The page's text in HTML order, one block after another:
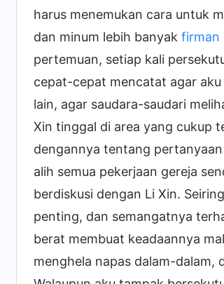
harus menemukan cara untuk
dan minum lebih banyak firman
pertemuan, setiap kali
cepat-cepat mencatat agar
lain, agar saudara-saudari
Xin tinggal di area yang cukup
dengannya tentang
alih semua pekerjaan gereja
berdiskusi dengan Li Xin.
penting, dan semangatnya
berat membuat keadaannya
menghela napas dalam-dalam,